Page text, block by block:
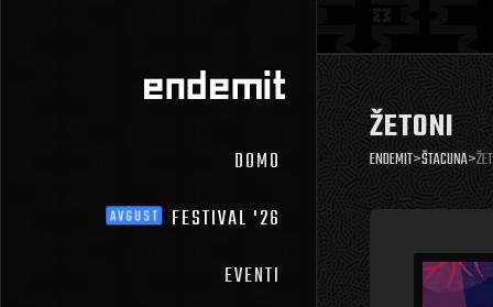
DOMO
AVGUST
FESTIVAL '26
EVENTI
ŽETONI
ENDEMIT>ŠTACUNA>